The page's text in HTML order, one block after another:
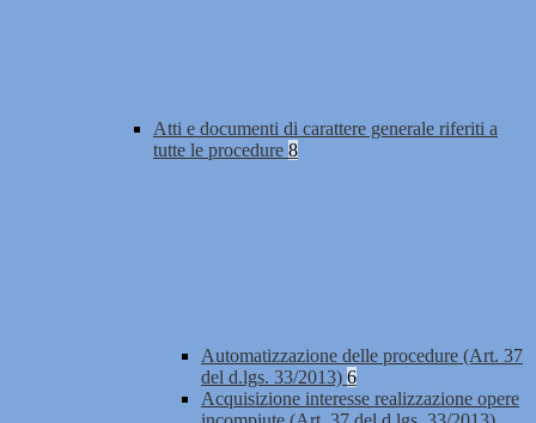
Atti e documenti di carattere generale riferiti a
tutte le procedure 8
Automatizzazione delle procedure (Art. 37
del d.lgs. 33/2013) 6
Acquisizione interesse realizzazione opere